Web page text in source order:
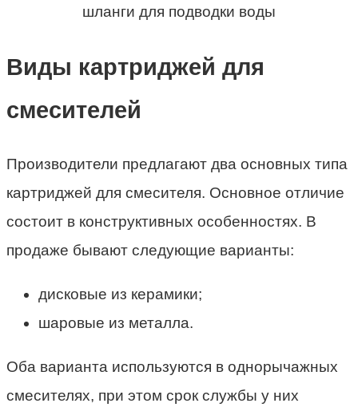
шланги для подводки воды
Виды картриджей для
смесителей
Производители предлагают два основных типа
картриджей для смесителя. Основное отличие
состоит в конструктивных особенностях. В
продаже бывают следующие варианты:
дисковые из керамики;
шаровые из металла.
Оба варианта используются в однорычажных
смесителях, при этом срок службы у них